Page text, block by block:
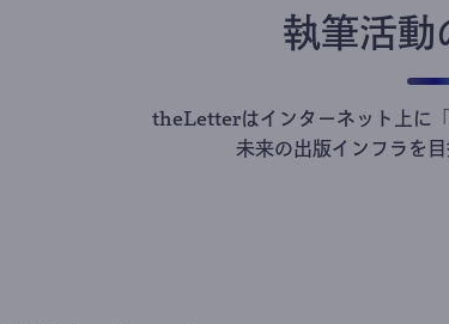
執筆活動
theLetterはインターネット上に
未来の出版インフラを目